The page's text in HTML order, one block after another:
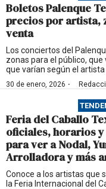
Boletos Palenque
precios por artista,
venta
Los conciertos del
zonas para el público,
que varían según el artista
30 de enero, 2026 ·
Feria del Caballo
oficiales, horarios
para ver a Nodal,
Arrolladora y más
Conoce a los artistas que
la Feria Internacional del